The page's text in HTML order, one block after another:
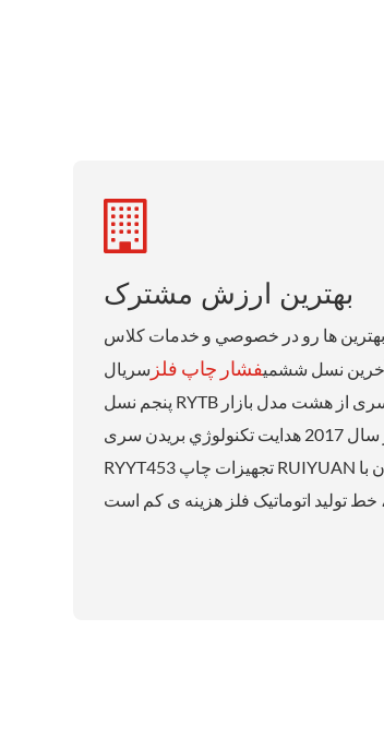
بهترین ارزش مشترک
ها رو در خصوصي و خدمات کلاس
نسل ششميفشار چاپ فلز سريال RYYT453 و دستگاه نسل
پنجم نسل RYTB غافلگيري در 20 سال گذشته. در دسته دو سری از هشت مدل بازار
جهانی متفاوت را برآورده می کنند. در سال 2017 هدايت تکنولوژي بريدن سری
RYYT453 تجهیزات چاپ RUIYUAN در رشته اطلاعات و اطلاعاتی کاربران با